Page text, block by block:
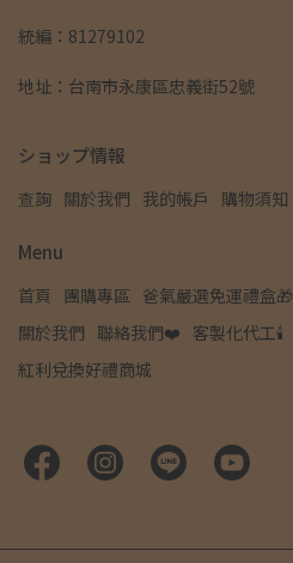
統編：81279102
地址：台南市永康區忠義街52號
ショップ情報
查詢 關於我們 我的帳戶 購物須知
Menu
首頁 團購專區 爸氣嚴選免運禮盒🎁
關於我們 聯絡我們❤️ 客製化代工🕯️
紅利兌換好禮商城